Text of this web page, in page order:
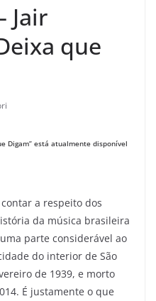
Jair
que
Digam” está atualmente disponível
a respeito dos
da música brasileira
parte considerável ao
do interior de São
de 1939, e morto
É justamente o que